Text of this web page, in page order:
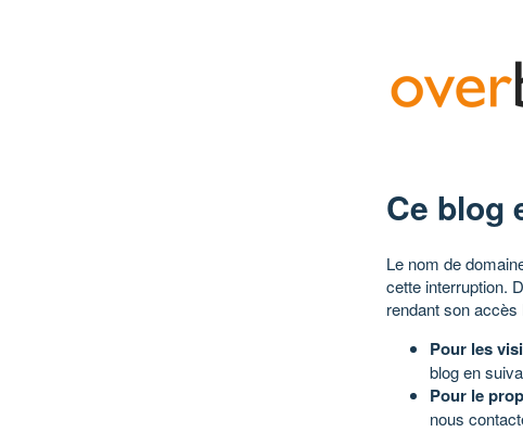
Ce blog
Le nom de
cette interruption.
rendant son accès
Pour les
blog en
Pour le
nous